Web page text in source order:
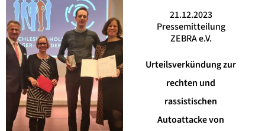
21.12.2023
Pressemitteilung
ZEBRA e.V.
Urteilsverkündung zur
rechten und
rassistischen
Autoattacke von